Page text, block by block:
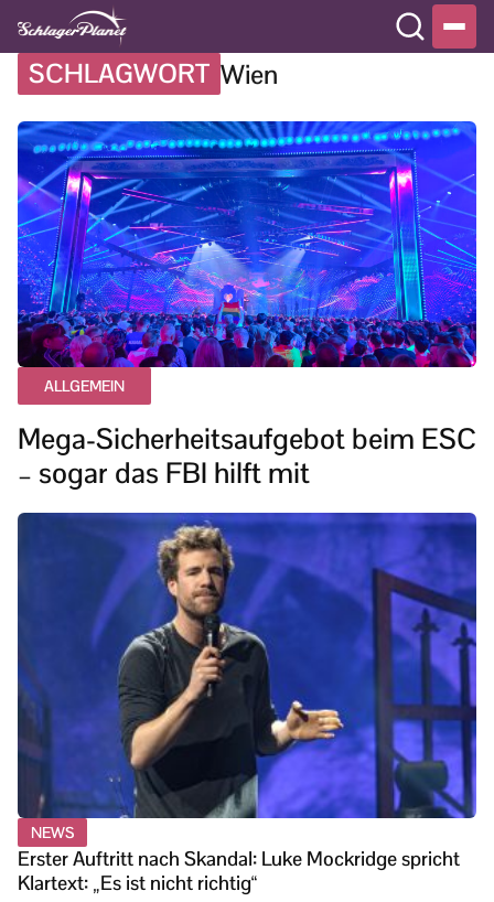
SCHLAGWORT Wien
ALLGEMEIN
Mega-Sicherheitsaufgebot beim ESC
– sogar das FBI hilft mit
NEWS
Erster Auftritt nach Skandal: Luke Mockridge spricht
Klartext: „Es ist nicht richtig“